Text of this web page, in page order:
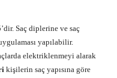
Saç diplerine ve saç
yapılabilir.
elektriklenmeyi alarak
kişilerin saç yapısına göre